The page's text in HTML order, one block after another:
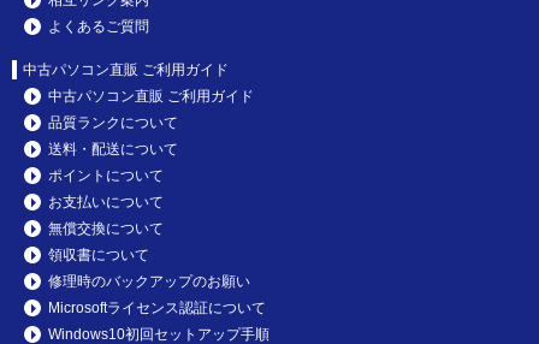
よくあるご質問
中古パソコン直販 ご利用ガイド
中古パソコン直販 ご利用ガイド
品質ランクについて
送料・配送について
ポイントについて
お支払いについて
無償交換について
領収書について
修理時のバックアップのお願い
Microsoftライセンス認証について
Windows10初回セットアップ手順